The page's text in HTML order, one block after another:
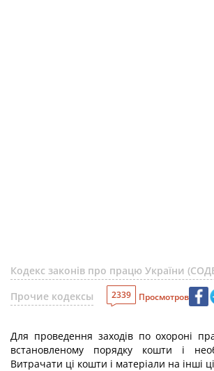
Кодекс законів про працю України
Прочие кодексы
2339 Просмотров
Для проведення заходів по охороні
встановленому порядку кошти і
Витрачати ці кошти і матеріали на інші